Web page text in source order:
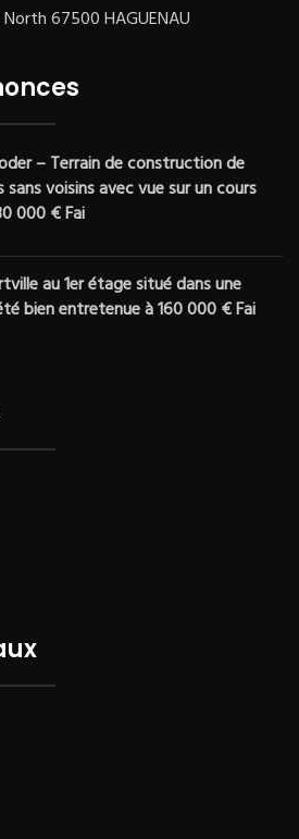
67500 HAGUENAU
– Terrain de construction de
sans voisins avec vue sur un cours
000 € Fai
au 1er étage situé dans une
bien entretenue à 160 000 € Fai